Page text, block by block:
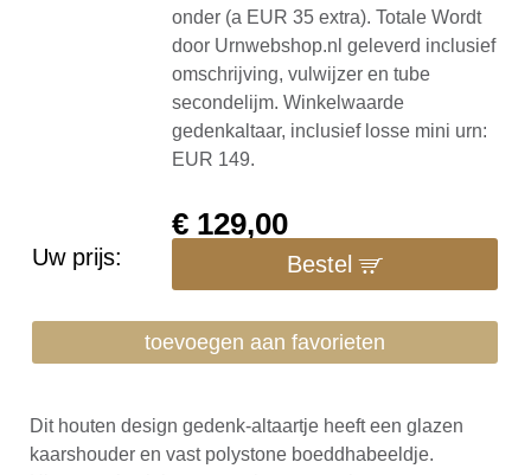
onder (a EUR 35 extra). Totale Wordt
door Urnwebshop.nl geleverd inclusief
omschrijving, vulwijzer en tube
secondelijm. Winkelwaarde
gedenkaltaar, inclusief losse mini urn:
EUR 149.
Uw prijs:
€ 129,00
Bestel
toevoegen aan favorieten
Dit houten design gedenk-altaartje heeft een glazen
kaarshouder en vast polystone boeddhabeeldje.